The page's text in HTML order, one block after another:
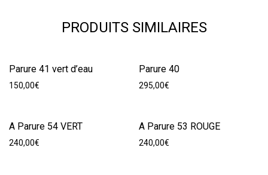
PRODUITS SIMILAIRES
Parure 41 vert d’eau
150,00€
Parure 40
295,00€
A Parure 54 VERT
240,00€
A Parure 53 ROUGE
240,00€